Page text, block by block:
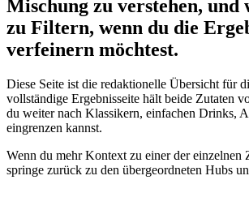
Mischung zu verstehen, und
zu Filtern, wenn du die
verfeinern möchtest.
Diese Seite ist die redaktionelle Übersicht für
vollständige Ergebnisseite hält beide Zutaten
du weiter nach Klassikern, einfachen Drinks,
eingrenzen kannst.
Wenn du mehr Kontext zu einer der einzelnen
springe zurück zu den übergeordneten Hubs